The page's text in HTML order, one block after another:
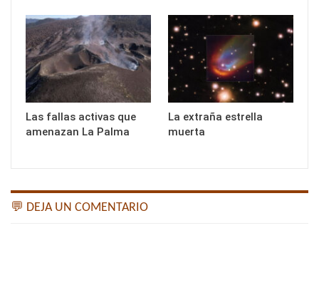
Las fallas activas que
amenazan La Palma
La extraña estrella
muerta
💬 DEJA UN COMENTARIO